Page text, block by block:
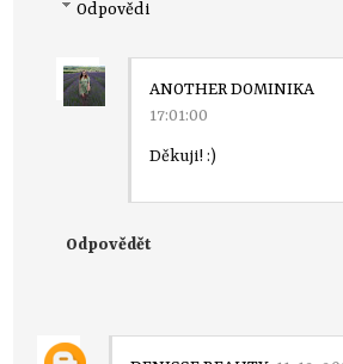
Odpovědi
ANOTHER DOMINIKA
17:01:00
Děkuji! :)
Odpovědět